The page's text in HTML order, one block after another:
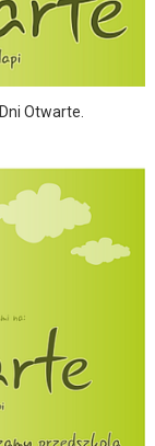
Otwarte.